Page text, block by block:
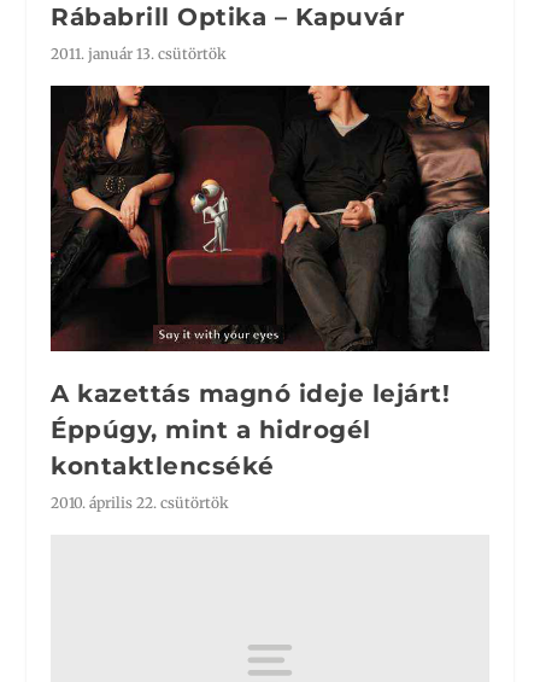
Rábabrill Optika – Kapuvár
2011. január 13. csütörtök
A kazettás magnó ideje lejárt!
Éppúgy, mint a hidrogél
kontaktlencséké
2010. április 22. csütörtök